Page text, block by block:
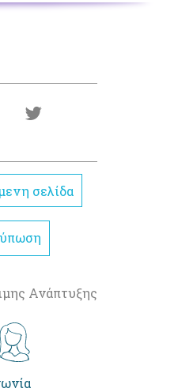
σελίδα
Ανάπτυξης